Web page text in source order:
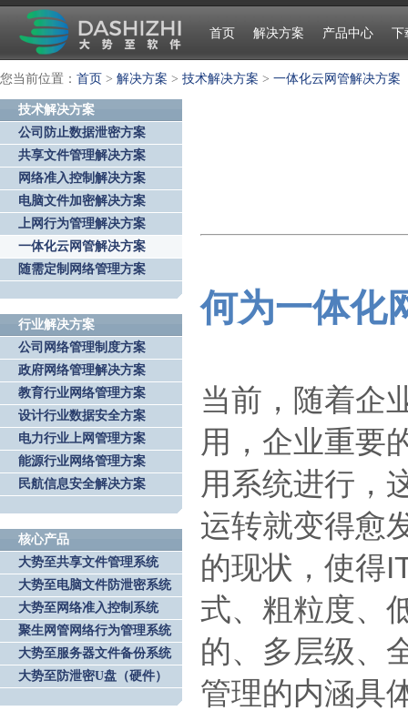
首页 解决方案 产品中心 下
您当前位置： 首页 > 解决方案 > 技术解决方案 > 一体化云网管解决方案
技术解决方案
公司防止数据泄密方案
共享文件管理解决方案
网络准入控制解决方案
电脑文件加密解决方案
上网行为管理解决方案
一体化云网管解决方案
随需定制网络管理方案
行业解决方案
公司网络管理制度方案
政府网络管理解决方案
教育行业网络管理方案
设计行业数据安全方案
电力行业上网管理方案
能源行业网络管理方案
民航信息安全解决方案
核心产品
大势至共享文件管理系统
大势至电脑文件防泄密系统
大势至网络准入控制系统
聚生网管网络行为管理系统
大势至服务器文件备份系统
大势至防泄密U盘（硬件）
何为一体化
当前，随着企
用，企业重要
用系统进行，
运转就变得愈
的现状，使得
式、粗粒度、
的、多层级、
管理的内涵具